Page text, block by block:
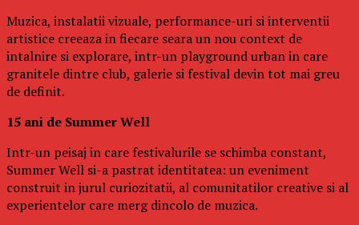
Muzica, instalatii vizuale, performance-uri si interventii
artistice creeaza in fiecare seara un nou context de
intalnire si explorare, intr-un playground urban in care
granitele dintre club, galerie si festival devin tot mai greu
de definit.
15 ani de Summer Well
Intr-un peisaj in care festivalurile se schimba constant,
Summer Well si-a pastrat identitatea: un eveniment
construit in jurul curiozitatii, al comunitatilor creative si al
experientelor care merg dincolo de muzica.